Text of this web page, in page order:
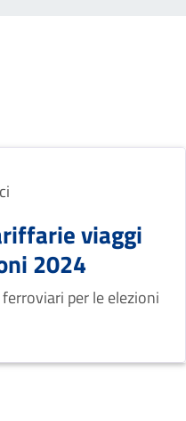
viaggi
2024
per le elezioni